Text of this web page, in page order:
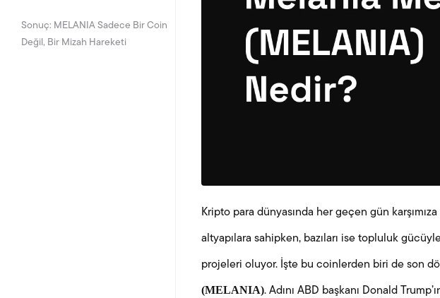
Kripto para dünyasında her geçen gün
altyapılara sahipken, bazıları ise topluluk
projeleri oluyor. İşte bu coinlerden biri de son
(MELANIA). Adını ABD başkanı Donald
Sonuç: MELANIA Sadece Bir Coin
Değil, Bir Mizah Hareketi